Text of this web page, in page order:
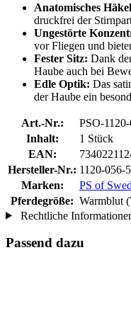
Anatomisches
druckfrei der
Ungestörte
vor Fliegen und
Fester Sitz: Dank
Haube auch bei
Edle Optik: Das
der Haube ein
Art.-Nr.:
PSO-
Inhalt:
1 Stück
EAN:
Hersteller-Nr.: 1120-056-
Marken:
PS of
Pferdegröße: Warmblut
Rechtliche
Passend dazu